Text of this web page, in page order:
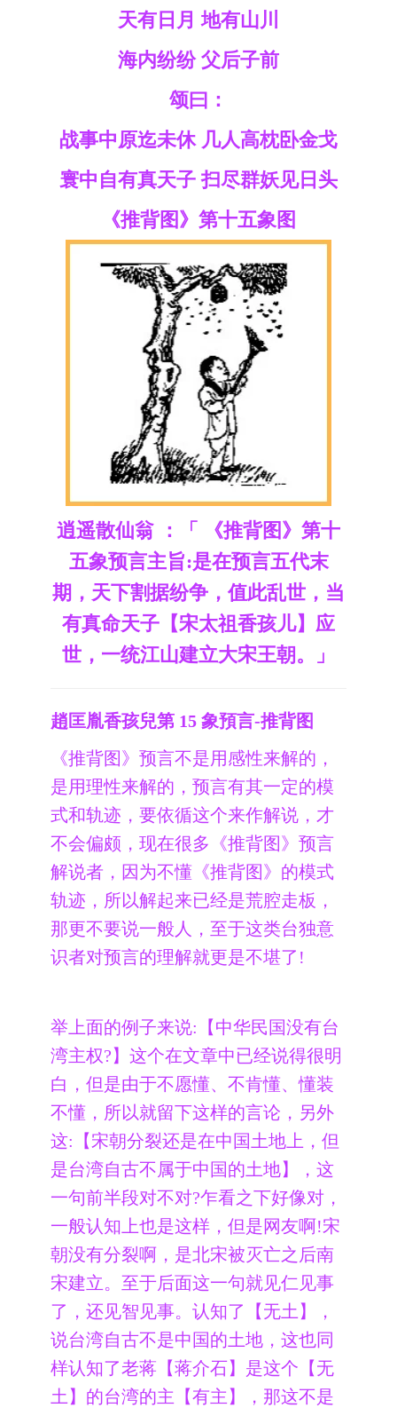
天有日月 地有山川
海内纷纷 父后子前
颂曰：
战事中原迄未休 几人高枕卧金戈
寰中自有真天子 扫尽群妖见日头
《推背图》第十五象图
逍遥散仙翁 ：「 《推背图》第十
五象预言主旨:是在预言五代末
期，天下割据纷争，值此乱世，当
有真命天子【宋太祖香孩儿】应
世，一统江山建立大宋王朝。」
趙匡胤香孩兒第 15 象預言-推背图
《推背图》预言不是用感性来解的，
是用理性来解的，预言有其一定的模
式和轨迹，要依循这个来作解说，才
不会偏颇，现在很多《推背图》预言
解说者，因为不懂《推背图》的模式
轨迹，所以解起来已经是荒腔走板，
那更不要说一般人，至于这类台独意
识者对预言的理解就更是不堪了!
举上面的例子来说:【中华民国没有台
湾主权?】这个在文章中已经说得很明
白，但是由于不愿懂、不肯懂、懂装
不懂，所以就留下这样的言论，另外
这:【宋朝分裂还是在中国土地上，但
是台湾自古不属于中国的土地】，这
一句前半段对不对?乍看之下好像对，
一般认知上也是这样，但是网友啊!宋
朝没有分裂啊，是北宋被灭亡之后南
宋建立。至于后面这一句就见仁见事
了，还见智见事。认知了【无土】，
说台湾自古不是中国的土地，这也同
样认知了老蒋【蒋介石】是这个【无
土】的台湾的主【有主】，那这不是